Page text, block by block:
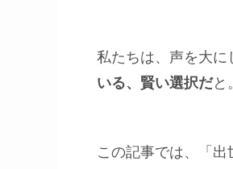
私たちは、声を大に
いる、賢い選択だと。
この記事では、「